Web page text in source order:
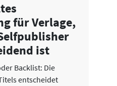
für Verlage,
ist
Backlist: Die
entscheidet